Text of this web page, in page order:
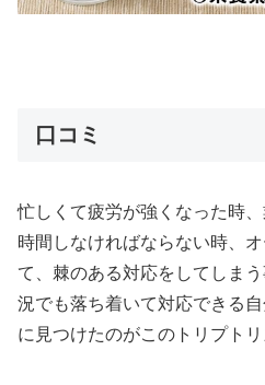
口コミ
忙しくて疲労が強くなった時
時間しなければならない時、
て、棘のある対応をしてしま
況でも落ち着いて対応できる
に見つけたのがこのトリプトリ